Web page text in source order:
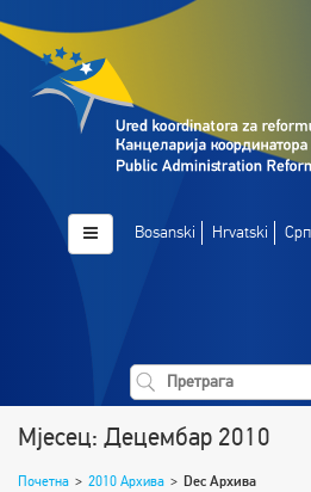
Bosanski Hrvatski
Мјесец: Децембар 2010
Почетна > 2010 Архива > Dec Архива